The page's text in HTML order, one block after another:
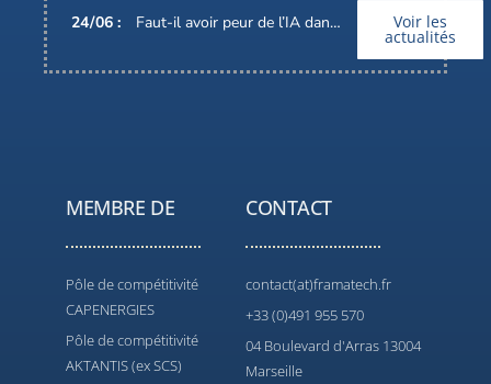
24/06 : Faut-il avoir peur de l’IA dans nos métiers ? Voir les
actualités
MEMBRE DE
Pôle de compétitivité
CAPENERGIES
Pôle de compétitivité
AKTANTIS (ex SCS)
CONTACT
contact(at)framatech.fr
+33 (0)491 955 570
04 Boulevard d'Arras 13004
Marseille